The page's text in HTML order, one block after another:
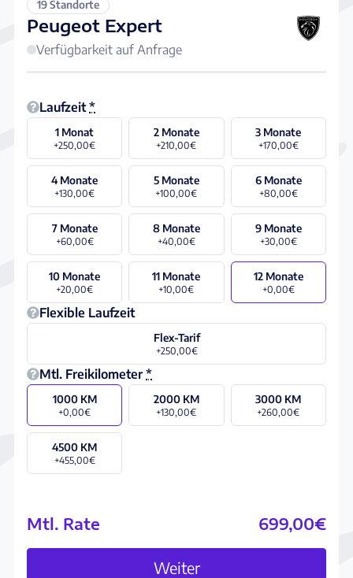
19 Standorte
Peugeot Expert
Verfügbarkeit auf Anfrage
Laufzeit *
1 Monat
+250,00€
2 Monate
+210,00€
3 Monate
+170,00€
4 Monate
+130,00€
5 Monate
+100,00€
6 Monate
+80,00€
7 Monate
+60,00€
8 Monate
+40,00€
9 Monate
+30,00€
10 Monate
+20,00€
11 Monate
+10,00€
12 Monate
+0,00€
Flexible Laufzeit
Flex-Tarif
+250,00€
Mtl. Freikilometer *
1000 KM
+0,00€
2000 KM
+130,00€
3000 KM
+260,00€
4500 KM
+455,00€
Mtl. Rate 699,00€
Weiter